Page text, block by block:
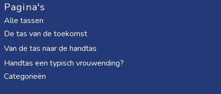
Pagina's
Alle tassen
De tas van de toekomst
Van de tas naar de handtas
Handtas een typisch vrouwending?
Categorieën